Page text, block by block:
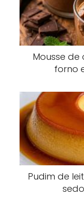
Mousse
forno
Pudim de